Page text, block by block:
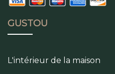
GUSTOU
L'intérieur de la maison